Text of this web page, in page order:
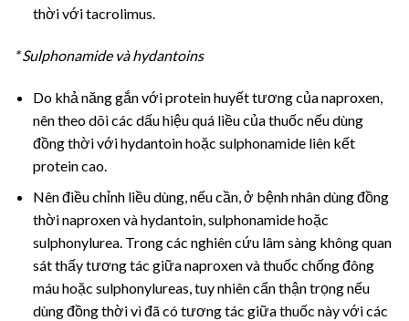
thời với tacrolimus.
* Sulphonamide và hydantoins
Do khả năng gắn với protein huyết tương của naproxen,
nên theo dõi các dấu hiệu quá liều của thuốc nếu dùng
đồng thời với hydantoin hoặc sulphonamide liên kết
protein cao.
Nên điều chỉnh liều dùng, nếu cần, ở bệnh nhân dùng đồng
thời naproxen và hydantoin, sulphonamide hoặc
sulphonylurea. Trong các nghiên cứu lâm sàng không quan
sát thấy tương tác giữa naproxen và thuốc chống đông
máu hoặc sulphonylureas, tuy nhiên cẩn thận trọng nếu
dùng đồng thời vì đã có tương tác giữa thuốc này với các